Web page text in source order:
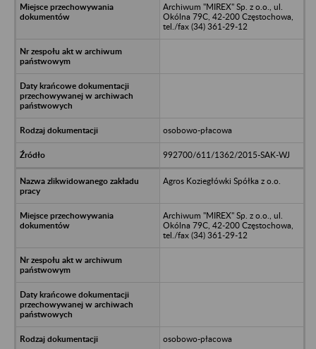
Archiwum "MIREX" Sp. z o.o., ul.
Okólna 79C, 42-200 Częstochowa,
tel./fax (34) 361-29-12
osobowo-płacowa
992700/611/1362/2015-SAK-WJ
Agros Koziegłówki Spółka z o.o.
Archiwum "MIREX" Sp. z o.o., ul.
Okólna 79C, 42-200 Częstochowa,
tel./fax (34) 361-29-12
osobowo-płacowa